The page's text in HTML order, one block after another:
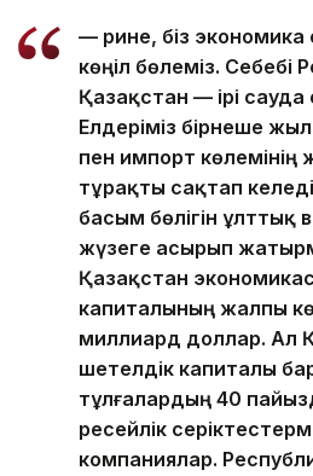
— Әрине, біз
көңіл бөлеміз. Себебі
Қазақстан — ірі сауда
Елдеріміз бірнеше
пен импорт көлемінің
тұрақты сақтап
басым бөлігін ұлттық
жүзеге асырып
Қазақстан
капиталының жалпы
миллиард доллар. Ал
шетелдік капиталы
тұлғалардың 40
ресейлік
компаниялар.